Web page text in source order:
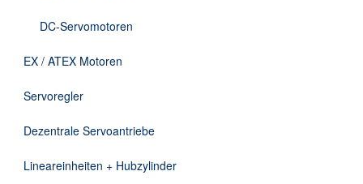
EN
DE
DC-Servomotoren
EX / ATEX Motoren
Servoregler
Dezentrale Servoantriebe
Lineareinheiten + Hubzylinder